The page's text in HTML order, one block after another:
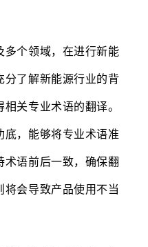
个领域，在进行新能
了解新能源行业的背
关专业术语的翻译。
，能够将专业术语准
语前后一致，确保翻
会导致产品使用不当